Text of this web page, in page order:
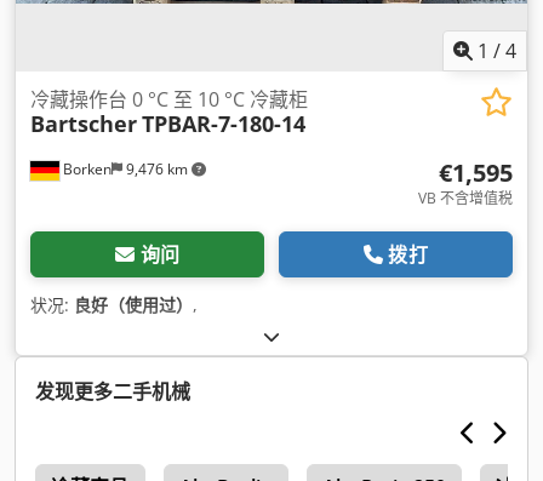
1 /4
Borken 9,476 km
冷藏操作台 0 °C 至 10 °C 冷藏柜
BartscherTPBAR-7-180-14
€1,595
VB 不含增值税
询问 拨打
状况: 良好（使用过） ,
发现更多二手机械